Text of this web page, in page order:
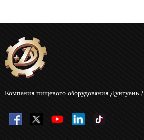
Компания пищевого оборудования